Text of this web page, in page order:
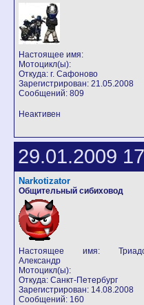
Настоящее имя:
Мотоцикл(ы):
Откуда: г. Сафоново
Зарегистрирован: 21.05.2008
Сообщений: 809
Неактивен
29.01.2009
Narkotizator
Общительный сибиховод
Настоящее имя:
Александр
Мотоцикл(ы):
Откуда: Санкт-Петербург
Зарегистрирован: 14.08.2008
Сообщений: 160